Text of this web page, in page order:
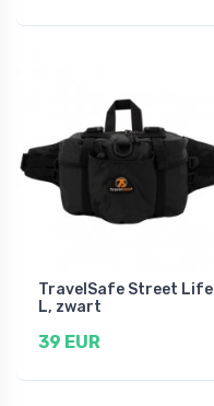
TravelSafe Street Life
L, zwart
39 EUR